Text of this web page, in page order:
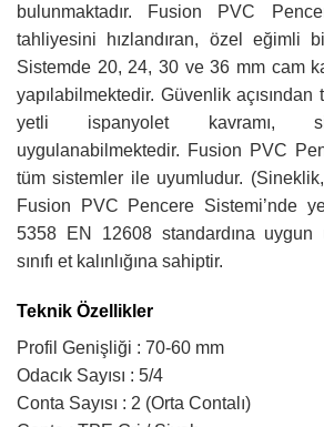
bulunmaktadır. Fusion PVC
tahliyesini hızlandıran, özel eğimli
Sistemde 20, 24, 30 ve 36 mm cam
yapılabilmektedir. Güvenlik
yetli ispanyolet kavramı,
uygulanabilmekte­dir. Fusion PVC
tüm sistemler ile uyumludur.
Fusion PVC Pencere Sistemi’nde
5358 EN 12608 standardına uygun
sınıfı et kalınlığına sahiptir.
Teknik Özellikler
Profil Genişliği : 70-60 mm
Odacık Sayısı : 5/4
Conta Sayısı : 2 (Orta Contalı)